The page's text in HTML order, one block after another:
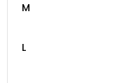
M
L